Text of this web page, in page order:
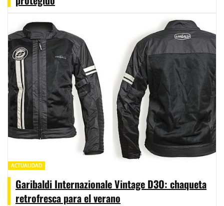
ACTUALIDAD
Garibaldi Internazionale Vintage D3O: chaqueta
retrofresca para el verano